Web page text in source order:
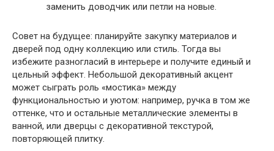
заменить доводчик или петли на новые.
Совет на будущее: планируйте закупку материалов и
дверей под одну коллекцию или стиль. Тогда вы
избежите разногласий в интерьере и получите единый и
цельный эффект. Небольшой декоративный акцент
может сыграть роль «мостика» между
функциональностью и уютом: например, ручка в том же
оттенке, что и остальные металлические элементы в
ванной, или дверцы с декоративной текстурой,
повторяющей плитку.